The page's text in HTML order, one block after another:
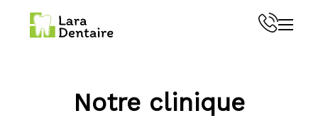
Menu
Notre clinique